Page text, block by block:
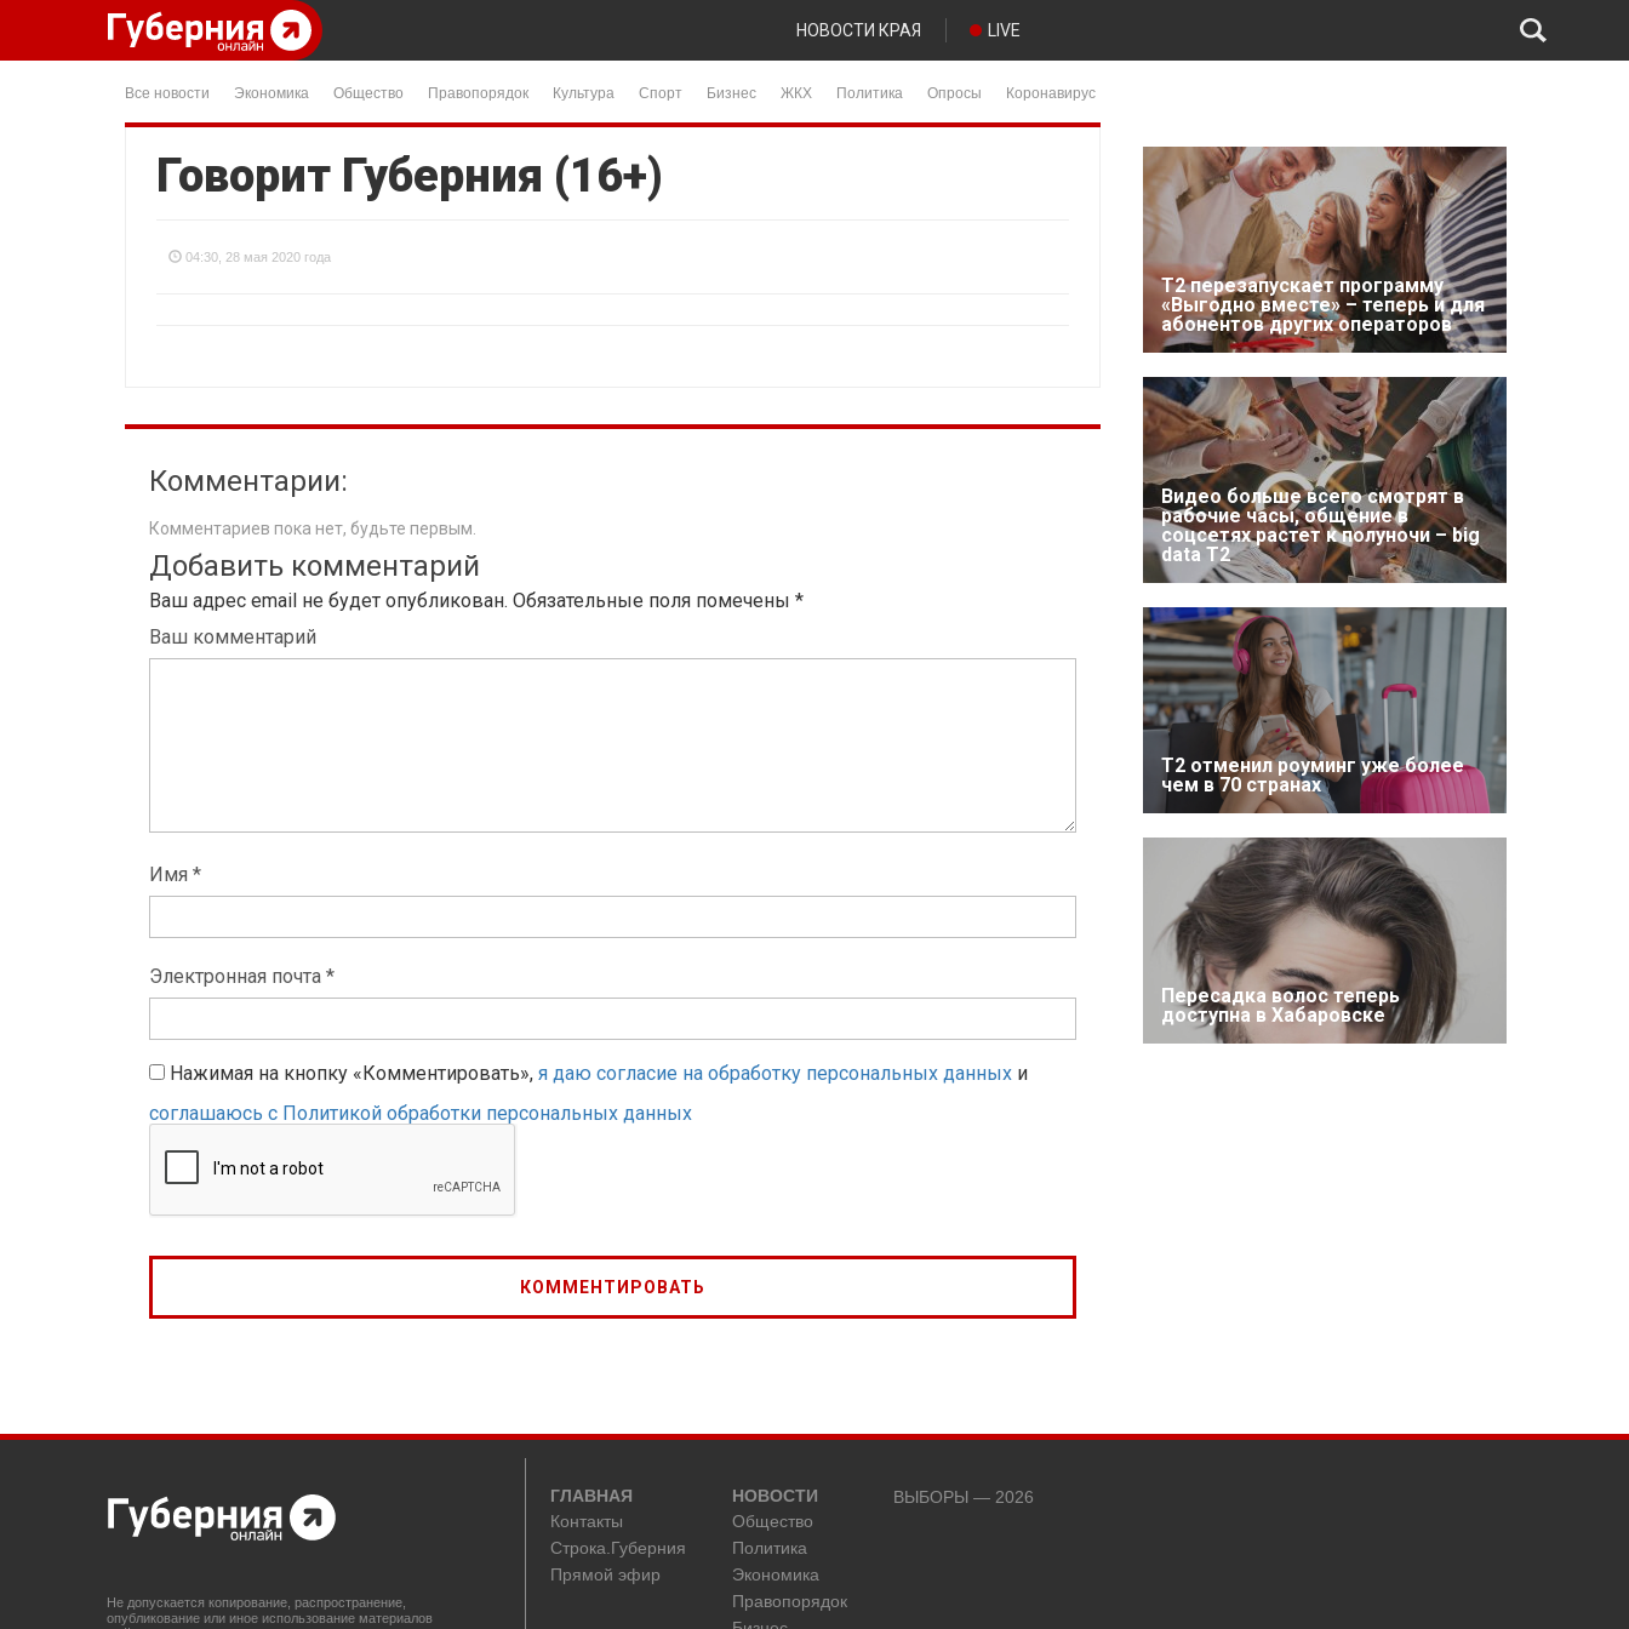
НОВОСТИ КРАЯ LIVE
Все новости Экономика Общество Правопорядок Культура Спорт Бизнес ЖКХ Политика Опросы Коронавирус
Говорит Губерния (16+)
04:30, 28 мая 2020 года
Комментарии:
Комментариев пока нет, будьте первым.
Добавить комментарий
Ваш адрес email не будет опубликован. Обязательные поля помечены *
Ваш комментарий
Имя *
Электронная почта *
Нажимая на кнопку «Комментировать», я даю согласие на обработку персональных данных и
соглашаюсь с Политикой обработки персональных данных
Т2 перезапускает программу
«Выгодно вместе» – теперь и для
абонентов других операторов
Видео больше всего смотрят в
рабочие часы, общение в
соцсетях растет к полуночи – big
data T2
Т2 отменил роуминг уже более
чем в 70 странах
Пересадка волос теперь
доступна в Хабаровске
Не допускается копирование, распространение,
опубликование или иное использование материалов
ГЛАВНАЯ
Контакты
Строка.Губерния
Прямой эфир
НОВОСТИ
Общество
Политика
Экономика
Правопорядок
ВЫБОРЫ — 2026